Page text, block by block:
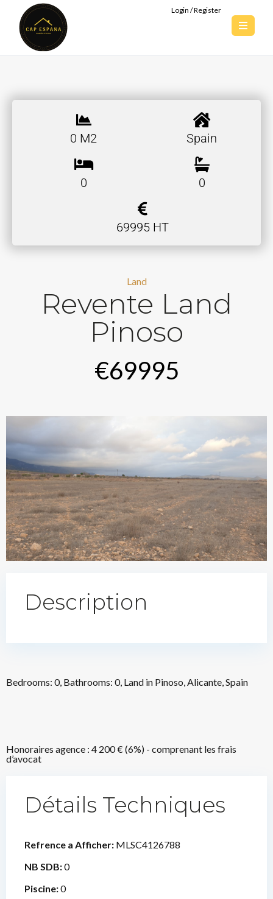
Login / Register
0 M2 Spain
0 0
69995 HT
Land
Revente Land
Pinoso
€69995
Description
Bedrooms: 0, Bathrooms: 0, Land in Pinoso, Alicante, Spain
Honoraires agence : 4 200 € (6%) - comprenant les frais
d’avocat
Détails Techniques
Refrence a Afficher: MLSC4126788
NB SDB:0
Piscine:0